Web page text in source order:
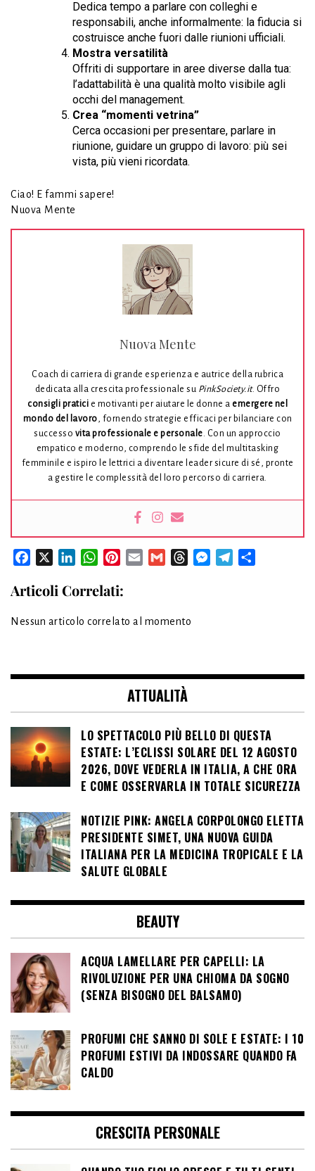
Dedica tempo a parlare con colleghi e
responsabili, anche informalmente: la fiducia si
costruisce anche fuori dalle riunioni ufficiali.
Mostra versatilità
Offriti di supportare in aree diverse dalla tua:
l’adattabilità è una qualità molto visibile agli
occhi del management.
Crea “momenti vetrina”
Cerca occasioni per presentare, parlare in
riunione, guidare un gruppo di lavoro: più sei
vista, più vieni ricordata.
Ciao! E fammi sapere!
Nuova Mente
Nuova Mente
Coach di carriera di grande esperienza e autrice della rubrica
dedicata alla crescita professionale su PinkSociety.it. Offro
consigli pratici e motivanti per aiutare le donne a emergere nel
mondo del lavoro, fornendo strategie efficaci per bilanciare con
successo vita professionale e personale. Con un approccio
empatico e moderno, comprendo le sfide del multitasking
femminile e ispiro le lettrici a diventare leader sicure di sé, pronte
a gestire le complessità del loro percorso di carriera.
Facebook LinkedInWhatsAppPinterest
Email Gmail ThreadsMessenger
Telegram
Articoli Correlati:
Nessun articolo correlato al momento
ATTUALITÀ
LO SPETTACOLO PIÙ BELLO DI QUESTA
ESTATE: L’ECLISSI SOLARE DEL 12 AGOSTO
2026, DOVE VEDERLA IN ITALIA, A CHE ORA
E COME OSSERVARLA IN TOTALE SICUREZZA
NOTIZIE PINK: ANGELA CORPOLONGO ELETTA
PRESIDENTE SIMET, UNA NUOVA GUIDA
ITALIANA PER LA MEDICINA TROPICALE E LA
SALUTE GLOBALE
BEAUTY
ACQUA LAMELLARE PER CAPELLI: LA
RIVOLUZIONE PER UNA CHIOMA DA SOGNO
(SENZA BISOGNO DEL BALSAMO)
PROFUMI CHE SANNO DI SOLE E ESTATE: I 10
PROFUMI ESTIVI DA INDOSSARE QUANDO FA
CALDO
CRESCITA PERSONALE